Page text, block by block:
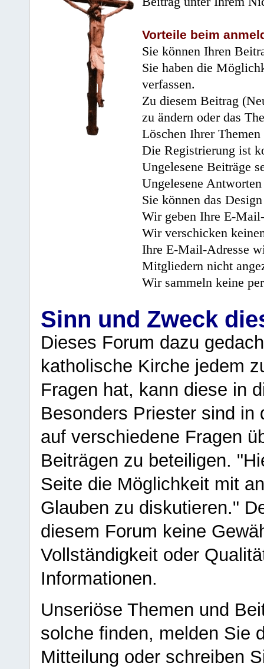
Vorteile beim
Sie können Ihren
Sie haben die
verfassen.
Zu diesem Beitrag
zu ändern oder das
Löschen Ihrer
Die Registrierung ist
Ungelesene Beiträge
Ungelesene
Sie können das
Wir geben Ihre E-
Wir verschicken
Ihre E-Mail-Adresse
Mitgliedern nicht
Wir sammeln keine
Sinn und Zweck
Dieses Forum dazu
katholische Kirche jedem
Fragen hat, kann diese in
Besonders Priester sind in
auf verschiedene Fragen
Beiträgen zu beteiligen.
Seite die Möglichkeit mit
Glauben zu diskutieren."
diesem Forum keine
Vollständigkeit oder
Informationen.
Unseriöse Themen und
solche finden, melden Sie
Mitteilung oder schreiben